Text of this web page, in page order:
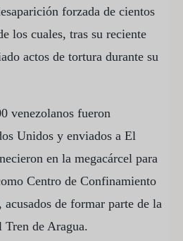
forzada de cientos
los cuales, tras su reciente
actos de tortura durante su
venezolanos fueron
Unidos y enviados a El
en la megacárcel para
Centro de Confinamiento
de formar parte de la
Tren de Aragua.